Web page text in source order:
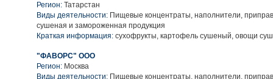
Регион: Татарстан
Виды деятельности: Пищевые концентраты, наполнители,
сушеная и замороженная продукция
Краткая информация: сухофрукты, картофель сушеный, овощи
"ФАВОРС" ООО
Регион: Москва
Виды деятельности: Пищевые концентраты, наполнители,